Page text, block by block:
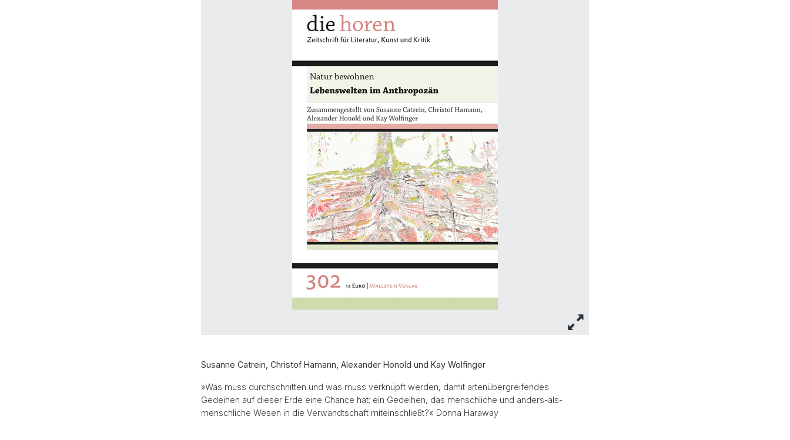
Susanne Catrein, Christof Hamann, Alexander Honold und Kay Wolfinger
»Was muss durchschnitten und was muss verknüpft werden, damit artenübergreifendes
Gedeihen auf dieser Erde eine Chance hat; ein Gedeihen, das menschliche und anders-als-
menschliche Wesen in die Verwandtschaft miteinschließt?« Donna Haraway